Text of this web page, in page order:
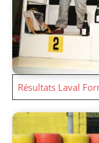
Résultats Laval